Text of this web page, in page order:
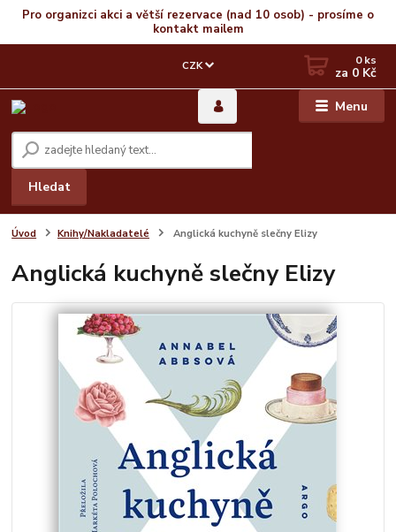
Pro organizci akci a větší rezervace (nad 10 osob) - prosíme o
kontakt mailem
Menu
CZK
Hledat
0ks
za 0 Kč
Úvod Knihy/Nakladatelé Anglická kuchyně slečny Elizy
Anglická kuchyně slečny Elizy